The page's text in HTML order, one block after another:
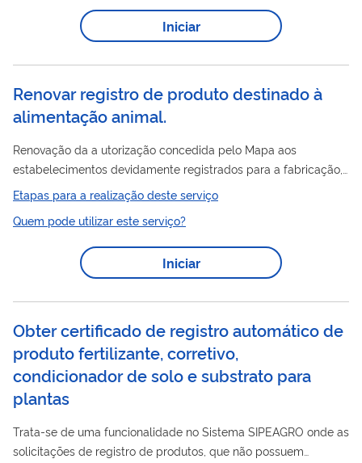
MAPA por meio do Sistema SIPEAGRO. Os elementos
informativos e documentais apresentados devem ser
da SFA do estado onde localiza estabelecimento...
Iniciar
Renovar registro de produto destinado à
alimentação animal.
Renovação da a utorização concedida pelo Mapa aos
estabelecimentos devidamente registrados para a fabricação,
fracionamento, importação ou exportação de produtos
destinados à alimentação animal. O objetivo é a avaliação
técnica prévia dos produtos que serão comercializados pela
análise da descrição do processo de fabricação, do controle
de matéria prima e do
produtoacabado, bem como dos
Etapas para a realização deste serviço
Quem pode utilizar este serviço?
Iniciar
Obter certificado de registro automático de
produto fertilizante, corretivo,
condicionador de solo e substrato para
plantas
Trata-se de uma funcionalidade no Sistema SIPEAGRO onde as
solicitações de registro de produtos, que não possuem